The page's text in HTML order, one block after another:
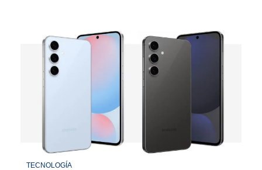
TECNOLOGÍA